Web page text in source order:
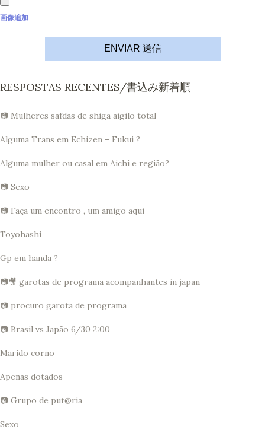
画像追加
ENVIAR 送信
RESPOSTAS RECENTES/書込み新着順
📷 Mulheres safdas de shiga aigilo total
Alguma Trans em Echizen – Fukui ?
Alguma mulher ou casal em Aichi e região?
📷 Sexo
📷 Faça um encontro , um amigo aqui
Toyohashi
Gp em handa ?
📷🎥 garotas de programa acompanhantes in japan
📷 procuro garota de programa
📷 Brasil vs Japão 6/30 2:00
Marido corno
Apenas dotados
📷 Grupo de put@ria
Sexo